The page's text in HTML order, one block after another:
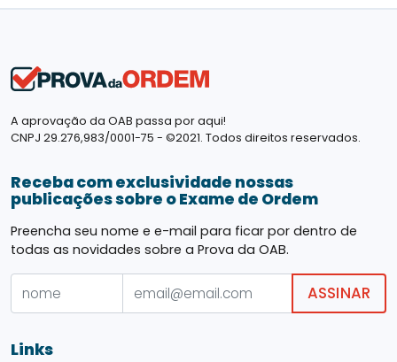
A aprovação da OAB passa por aqui!
CNPJ 29.276,983/0001-75 - ©2021. Todos direitos reservados.
Receba com exclusividade nossas
publicações sobre o Exame de Ordem
Preencha seu nome e e-mail para ficar por dentro de
todas as novidades sobre a Prova da OAB.
ASSINAR
Links